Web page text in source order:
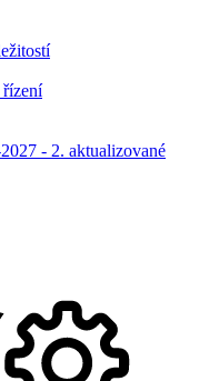
- 2. aktualizované